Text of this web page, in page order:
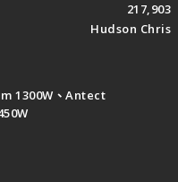
217,903
Hudson Chris
1300W、Antect